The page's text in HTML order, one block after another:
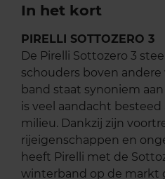
In het kort
PIRELLI SOTTOZERO 3
De Pirelli Sottozero 3
schouders boven
band staat synoniem
is veel aandacht
milieu. Dankzij zijn
rijeigenschappen en
heeft Pirelli met de
winterband op de markt